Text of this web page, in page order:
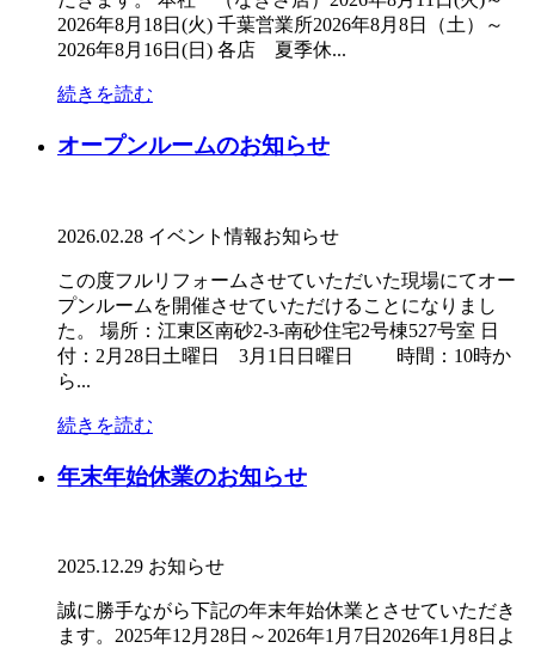
2026年8月18日(火) 千葉営業所2026年8月8日（土）～
2026年8月16日(日) 各店 夏季休...
続きを読む
オープンルームのお知らせ
2026.02.28 イベント情報お知らせ
この度フルリフォームさせていただいた現場にてオー
プンルームを開催させていただけることになりまし
た。 場所：江東区南砂2-3-南砂住宅2号棟527号室 日
付：2月28日土曜日 3月1日日曜日 時間：10時か
ら...
続きを読む
年末年始休業のお知らせ
2025.12.29 お知らせ
誠に勝手ながら下記の年末年始休業とさせていただき
ます。2025年12月28日～2026年1月7日2026年1月8日よ